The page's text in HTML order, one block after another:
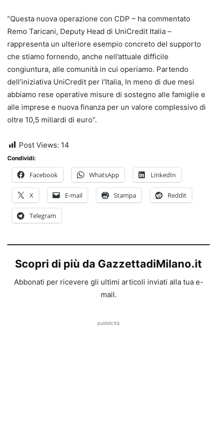
“Questa nuova operazione con CDP – ha commentato
Remo Taricani, Deputy Head di UniCredit Italia –
rappresenta un ulteriore esempio concreto del supporto
che stiamo fornendo, anche nell’attuale difficile
congiuntura, alle comunità in cui operiamo. Partendo
dell’iniziativa UniCredit per l’Italia, In meno di due mesi
abbiamo rese operative misure di sostegno alle famiglie e
alle imprese e nuova finanza per un valore complessivo di
oltre 10,5 miliardi di euro”.
Post Views: 14
Condividi:
Facebook WhatsApp LinkedIn
X E-mail Stampa Reddit
Telegram
Scopri di più da GazzettadiMilano.it
Abbonati per ricevere gli ultimi articoli inviati alla tua e-
mail.
pubblicità